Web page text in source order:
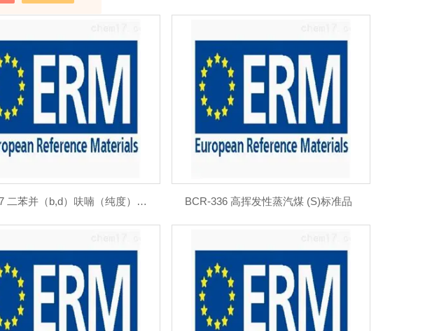
BCR-337 二苯并（b,d）呋喃（纯度）标准品 BCR-336 高挥发性蒸汽煤 (S)标准品